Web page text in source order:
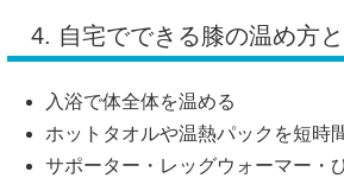
4. 自宅でできる膝の温め方
入浴で体全体を温める
ホットタオルや温熱パックを短時
サポーター・レッグウォーマー・